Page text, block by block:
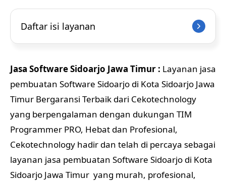
Daftar isi layanan
Jasa Software Sidoarjo Jawa Timur : Layanan jasa
pembuatan Software Sidoarjo di Kota Sidoarjo Jawa
Timur Bergaransi Terbaik dari Cekotechnology
yang berpengalaman dengan dukungan TIM
Programmer PRO, Hebat dan Profesional,
Cekotechnology hadir dan telah di percaya sebagai
layanan jasa pembuatan Software Sidoarjo di Kota
Sidoarjo Jawa Timur yang murah, profesional,